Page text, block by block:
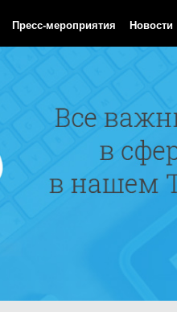
Пресс-мероприятия Новости